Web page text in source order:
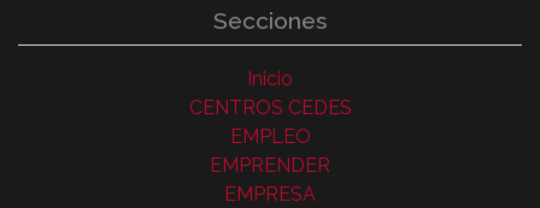
Secciones
Inicio
CENTROS CEDES
EMPLEO
EMPRENDER
EMPRESA